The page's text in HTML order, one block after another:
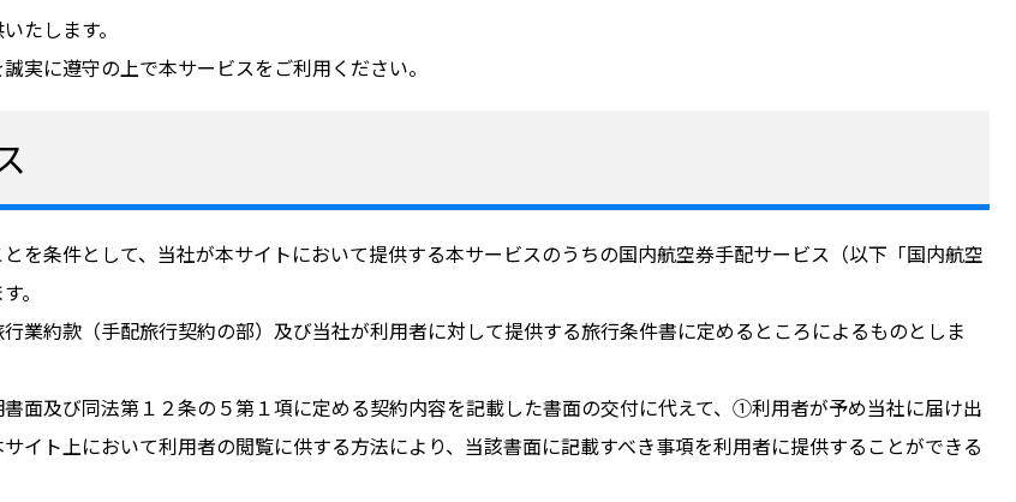
たします。
実に遵守の上で本サービスをご利用ください。
を条件として、当社が本サイトにおいて提供する本サービスのうちの国内航空券手配サービス（以下「国内航空
。
業約款（手配旅行契約の部）及び当社が利用者に対して提供する旅行条件書に定めるところによるものとしま
面及び同法第１２条の５第１項に定める契約内容を記載した書面の交付に代えて、①利用者が予め当社に届け出
ト上において利用者の閲覧に供する方法により、当該書面に記載すべき事項を利用者に提供することができる